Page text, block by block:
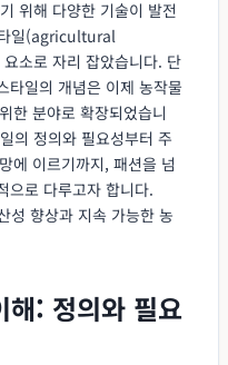
위해 다양한 기술이 발전
일(agricultural
소로 자리 잡았습니다. 단
타일의 개념은 이제 농작물
한 분야로 확장되었습니
의 정의와 필요성부터 주
에 이르기까지, 패션을 넘
으로 다루고자 합니다.
성 향상과 지속 가능한 농
해: 정의와 필요